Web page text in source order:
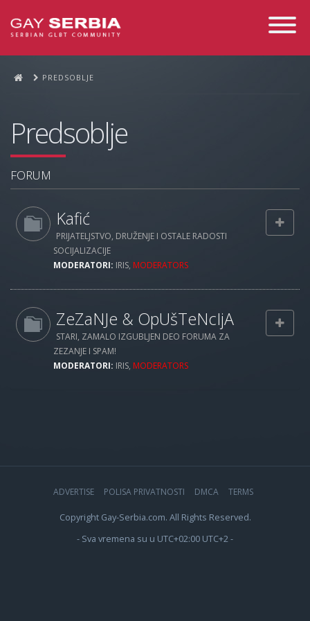
Toggle
PREDSOBLJE
Predsoblje
FORUM
Kafić
PRIJATELJSTVO, DRUŽENJE I OSTALE RADOSTI
SOCIJALIZACIJE
MODERATORI: IRIS, MODERATORS
ZeZaNJe & OpUšTeNcIjA
STARI, ZAMALO IZGUBLJEN DEO FORUMA ZA
ZEZANJE I SPAM!
MODERATORI: IRIS, MODERATORS
ADVERTISE POLISA PRIVATNOSTI DMCA TERMS
Copyright Gay-Serbia.com. All Rights Reserved.
- Sva vremena su u UTC+02:00 UTC+2 -